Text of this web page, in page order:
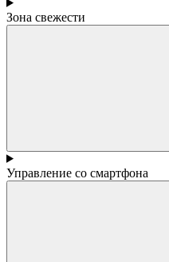
Зона свежести
Управление со смартфона